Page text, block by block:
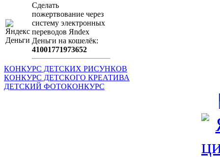
Сделать
пожертвование через
систeму элeктронных
пeрeводов Яndex
Деньги на кошeлёк:
41001771973652
КОНКУРС ДЕТСКИХ РИСУНКОВ
КОНКУРС ДЕТСКОГО КРЕАТИВА
ДЕТСКИЙ ФОТОКОНКУРС